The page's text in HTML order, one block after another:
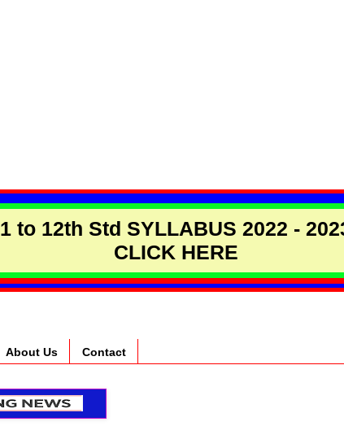
1 to 12th Std SYLLABUS 2022 -
CLICK HERE
About Us Contact